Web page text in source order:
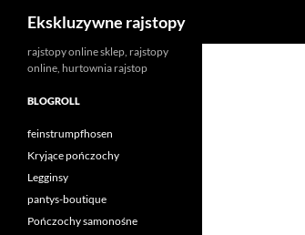
Przejdź
treści
Ekskluzywne rajstopy
rajstopy online sklep, rajstopy
online, hurtownia rajstop
BLOGROLL
feinstrumpfhosen
Kryjące pończochy
Legginsy
pantys-boutique
Pończochy samonośne